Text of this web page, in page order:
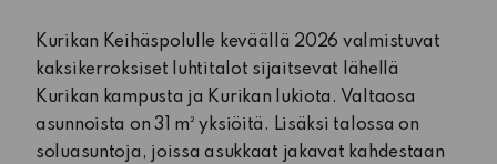
Kurikan Keihäspolulle keväällä 2026 valmistuvat
kaksikerroksiset luhtitalot sijaitsevat lähellä
Kurikan kampusta ja Kurikan lukiota. Valtaosa
asunnoista on 31 m² yksiöitä. Lisäksi talossa on
soluasuntoja, joissa asukkaat jakavat kahdestaan